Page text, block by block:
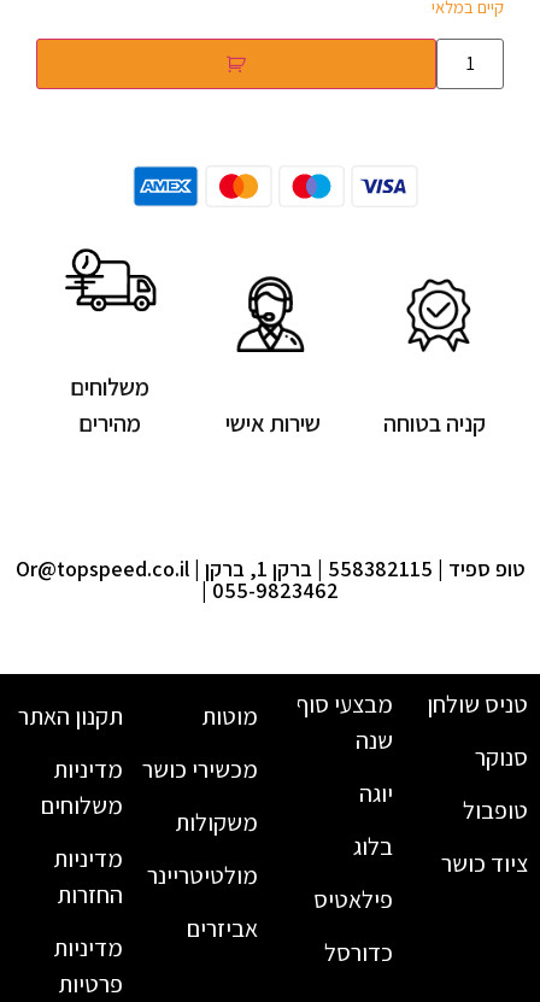
קיים במלאי
קניה בטוחה שירות אישי
משלוחים
מהירים
טופ ספיד | 558382115 | ברקן 1, ברקן | Or@topspeed.co.il
| 055-9823462
טניס שולחן
סנוקר
טופבול
ציוד כושר
מבצעי סוף
שנה
יוגה
בלוג
פילאטיס
כדורסל
מוטות
מכשירי כושר
משקולות
מולטיטריינר
אביזרים
תקנון האתר
מדיניות
משלוחים
מדיניות
החזרות
מדיניות
פרטיות